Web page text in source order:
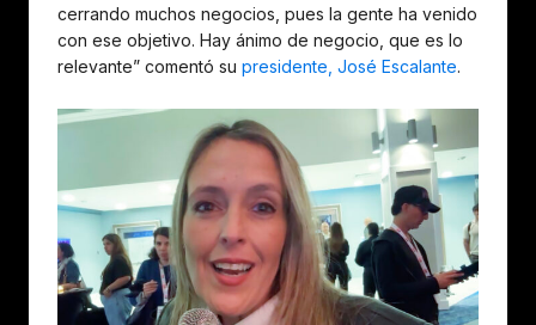
cerrando muchos negocios, pues la gente ha venido
con ese objetivo. Hay ánimo de negocio, que es lo
relevante” comentó su presidente, José Escalante.